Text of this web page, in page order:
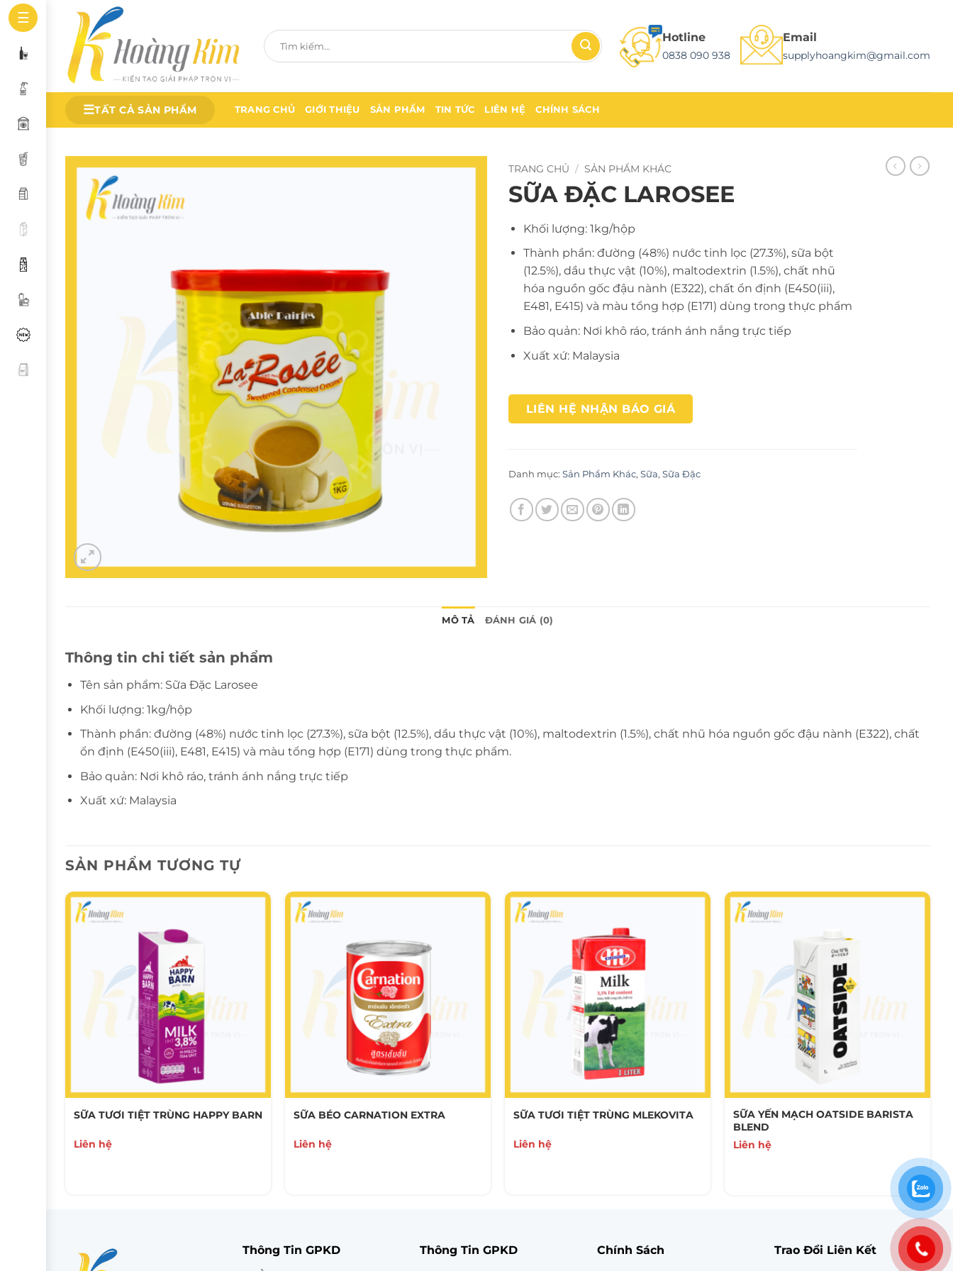
Bỏ
qua
dung
Tìm
kiếm:
Hotline
0838 090 938
Email
supplyhoangkim@gmail.com
☰TẤT CẢ SẢN PHẨM TRANG CHỦ GIỚI THIỆU SẢN PHẨM TIN TỨC LIÊN HỆ CHÍNH SÁCH
TRANG CHỦ / SẢN PHẨM KHÁC
SỮA ĐẶC LAROSEE
Khối lượng: 1kg/hộp
Thành phần: đường (48%) nước tinh lọc (27.3%), sữa bột
(12.5%), dầu thực vật (10%), maltodextrin (1.5%), chất nhũ
hóa nguồn gốc đậu nành (E322), chất ổn định (E450(iii),
E481, E415) và màu tổng hợp (E171) dùng trong thực phẩm
Bảo quản: Nơi khô ráo, tránh ánh nắng trực tiếp
Xuất xứ: Malaysia
LIÊN HỆ NHẬN BÁO GIÁ
Danh mục: Sản Phẩm Khác, Sữa, Sữa Đặc
MÔ TẢ ĐÁNH GIÁ (0)
Thông tin chi tiết sản phẩm
Tên sản phẩm: Sữa Đặc Larosee
Khối lượng: 1kg/hộp
Thành phần: đường (48%) nước tinh lọc (27.3%), sữa bột (12.5%), dầu thực vật (10%), maltodextrin (1.5%), chất nhũ hóa nguồn gốc đậu nành (E322), chất
ổn định (E450(iii), E481, E415) và màu tổng hợp (E171) dùng trong thực phẩm.
Bảo quản: Nơi khô ráo, tránh ánh nắng trực tiếp
Xuất xứ: Malaysia
SẢN PHẨM TƯƠNG TỰ
SỮA TƯƠI TIỆT TRÙNG HAPPY BARN
Liên hệ
SỮA BÉO CARNATION EXTRA
Liên hệ
SỮA TƯƠI TIỆT TRÙNG MLEKOVITA
Liên hệ
SỮA YẾN MẠCH OATSIDE BARISTA
BLEND
Liên hệ
Thông Tin GPKD Thông Tin GPKD Chính Sách Trao Đổi Liên Kết
☰